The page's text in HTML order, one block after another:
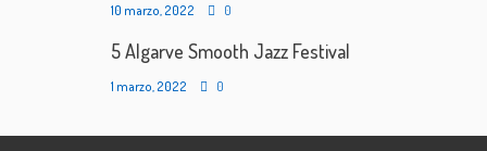
10 marzo, 2022 0
5 Algarve Smooth Jazz Festival
1 marzo, 2022 0